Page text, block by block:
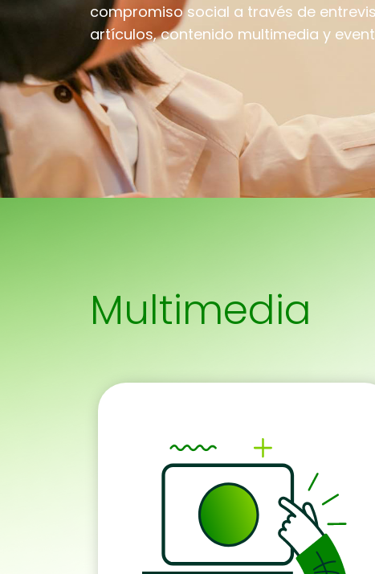
compromiso social a través de
artículos, contenido multimedia y
Multimedia